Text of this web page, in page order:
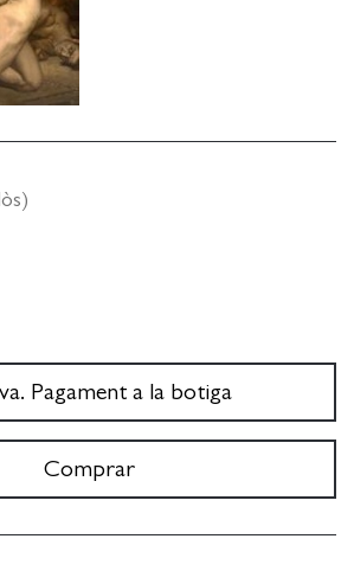
Pagament a la botiga
Comprar